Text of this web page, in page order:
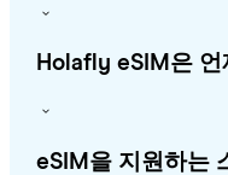
Holafly eSIM은
eSIM을 지원하는